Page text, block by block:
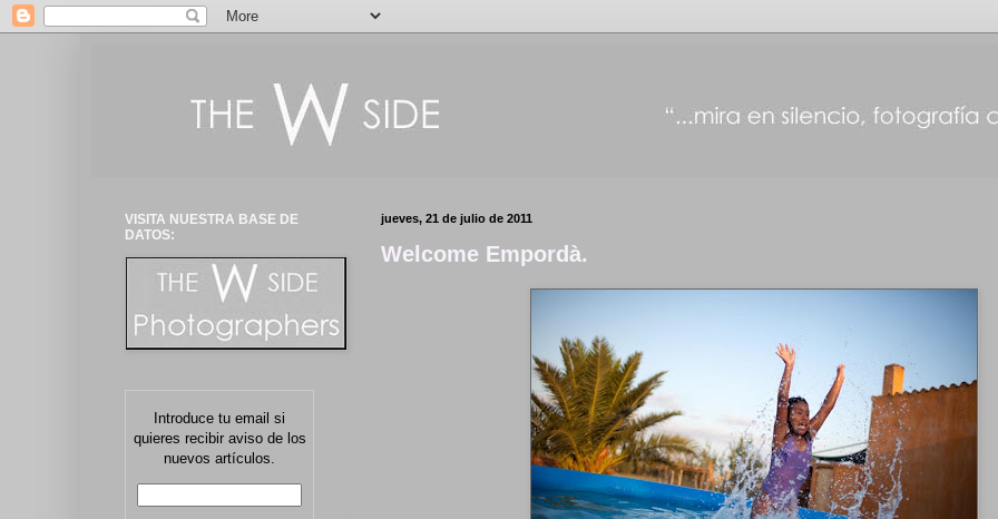
jueves, 21 de julio de 2011
Welcome Empordà.
VISITA NUESTRA BASE DE
DATOS:
Introduce tu email si
quieres recibir aviso de los
nuevos artículos.